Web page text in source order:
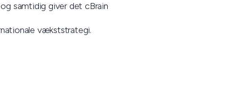
samtidig giver det cBrain
vækststrategi.